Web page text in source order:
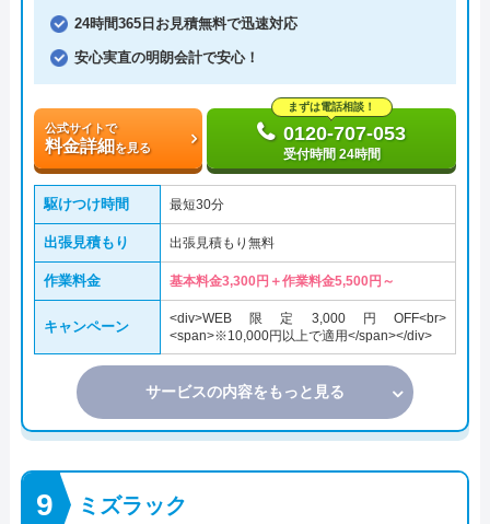
24時間365日お見積無料で迅速対応
安心実直の明朗会計で安心！
公式サイトで
料金詳細を見る
まずは電話相談！
0120-707-053
受付時間 24時間
駆けつけ時間 最短30分
出張見積もり 出張見積もり無料
作業料金 基本料金3,300円＋作業料金5,500円～
キャンペーン
<div>WEB限定3,000円OFF<br>
<span>※10,000円以上で適用</span></div>
サービスの内容をもっと見る
ミズラック